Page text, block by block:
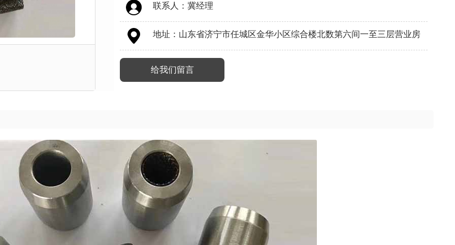
联系人：冀经理
地址：山东省济宁市任城区金华小区综合楼北数第六间一至三层营业房
给我们留言